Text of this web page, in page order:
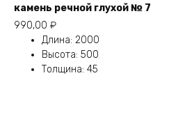
камень речной глухой № 7
990,00 ₽
Длина: 2000
Высота: 500
Толщина: 45